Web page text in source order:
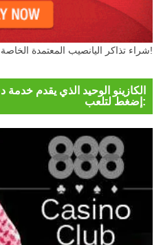
شراء تذاكر اليانصيب المعتمدة الخاصة بك على الانترنت!
الكازينو الوحيد الذي يقدم خدمة
إضغط لتلعب: